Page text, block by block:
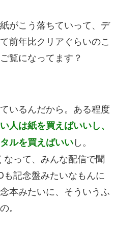
がこう落ちていって、デ
前年比クリアぐらいのこ
覧になってます？
いるんだから。ある程度
人は紙を買えばいいし、
ルを買えばいいし。
って、みんな配信で聞
も記念盤みたいなもんに
本みたいに、そういうふ
。